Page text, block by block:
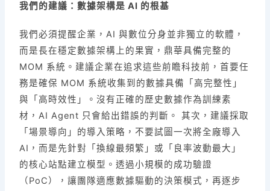
我們的建議：數據架構是 AI 的根基
我們必須提醒企業，AI 與數位分身並非獨立的軟體，
而是長在穩定數據架構上的果實，鼎華具備完整的
MOM 系統。建議企業在追求這些前瞻科技前，首要任
務是確保 MOM 系統收集到的數據具備「高完整性」
與「高時效性」。沒有正確的歷史數據作為訓練素
材，AI Agent 只會給出錯誤的判斷。 其次，建議採取
「場景導向」的導入策略，不要試圖一次將全廠導入
AI，而是先針對「換線最頻繁」或「良率波動最大」
的核心站點建立模型。透過小規模的成功驗證
（PoC），讓團隊適應數據驅動的決策模式，再逐步